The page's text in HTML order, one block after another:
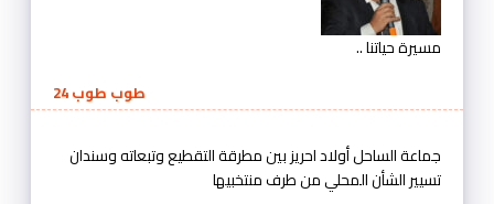
مسيرة حياتنا ..
طوب طوب 24
جماعة الساحل أولاد احريز بين مطرقة التقطيع وتبعاته وسندان
تسيير الشأن المحلي من طرف منتخبيها